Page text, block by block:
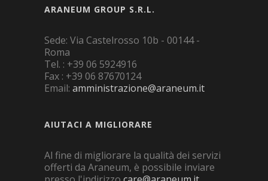
ARANEUM GROUP S.R.L.
Sede: Via Castelrosso 10b - 00144 -
Roma
Tel. : +39 06 5924916
Fax : +39 06 87670124
Email: amministrazione@araneum.it
AIUTACI A MIGLIORARE
Al fine di migliorare la qualità dei servizi
offerti da Araneum, è possibile inviare